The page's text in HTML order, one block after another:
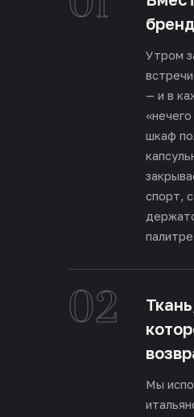
Утром
— и в
шкаф
спорт,
02
Мы